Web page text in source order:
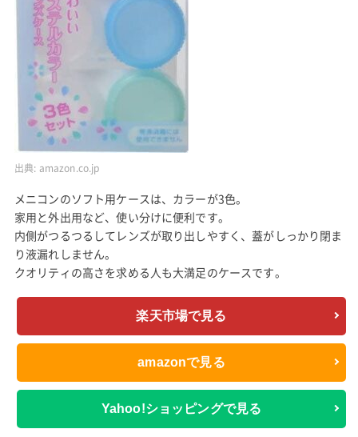
出典: amazon.co.jp
メニコンのソフト用ケースは、カラーが3色。
家用と外出用など、使い分けに便利です。
内側がつるつるしてレンズが取り出しやすく、蓋がしっかり閉ま
り液漏れしません。
クオリティの高さを求める人も大満足のケースです。
楽天市場で見る
amazonで見る
Yahoo!ショッピングで見る